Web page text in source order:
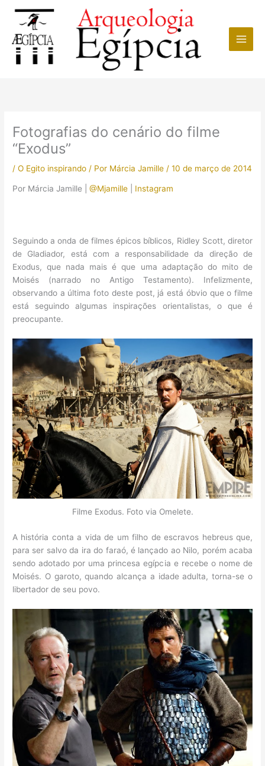
conteúdo
Fotografias do cenário do filme
“Exodus”
/O Egito inspirando / Por Márcia Jamille /10 de março de 2014
Por Márcia Jamille |@Mjamille Instagram
Seguindo a onda de filmes épicos bíblicos, Ridley Scott, diretor
de Gladiador, está com a responsabilidade da direção de
Exodus, que nada mais é que uma adaptação do mito de
Moisés (narrado no Antigo Testamento). Infelizmente,
observando a última foto deste post, já está óbvio que o filme
está seguindo algumas inspirações orientalistas, o que é
preocupante.
Filme Exodus. Foto via Omelete.
A história conta a vida de um filho de escravos hebreus que,
para ser salvo da ira do faraó, é lançado ao Nilo, porém acaba
sendo adotado por uma princesa egípcia e recebe o nome de
Moisés. O garoto, quando alcança a idade adulta, torna-se o
libertador de seu povo.